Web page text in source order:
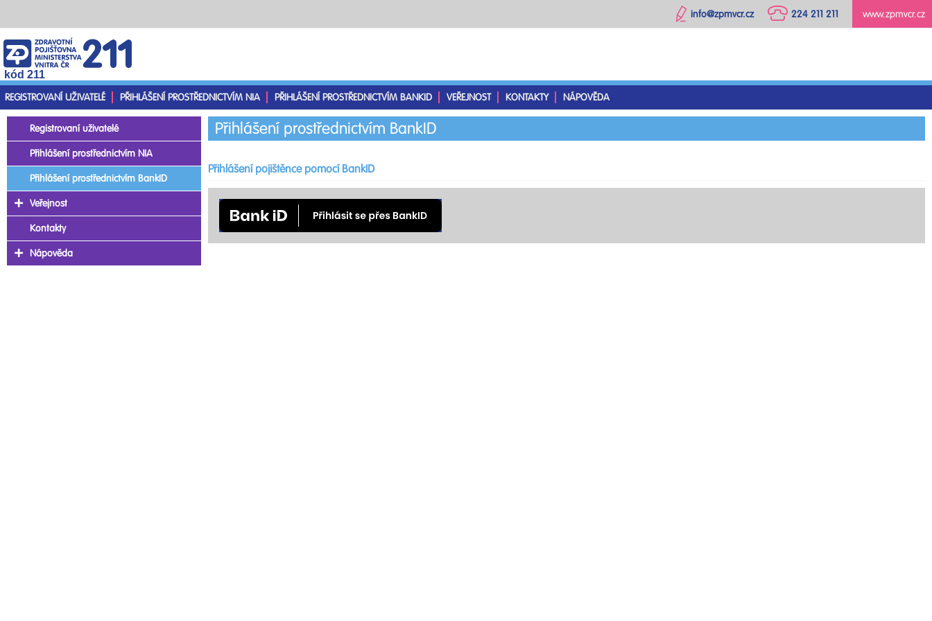
www.zpmvcr.cz
224 211 211
info@zpmvcr.cz
kód 211
REGISTROVANÍ UŽIVATELÉ
PŘIHLÁŠENÍ PROSTŘEDNICTVÍM NIA PŘIHLÁŠENÍ PROSTŘEDNICTVÍM BANKID VEŘEJNOST KONTAKTY NÁPOVĚDA
Přihlášení prostřednictvím BankID
Přihlášení pojištěnce pomocí BankID
Registrovaní uživatelé
Přihlášení prostřednictvím NIA
Přihlášení prostřednictvím BankID
Veřejnost
Kontakty
Nápověda